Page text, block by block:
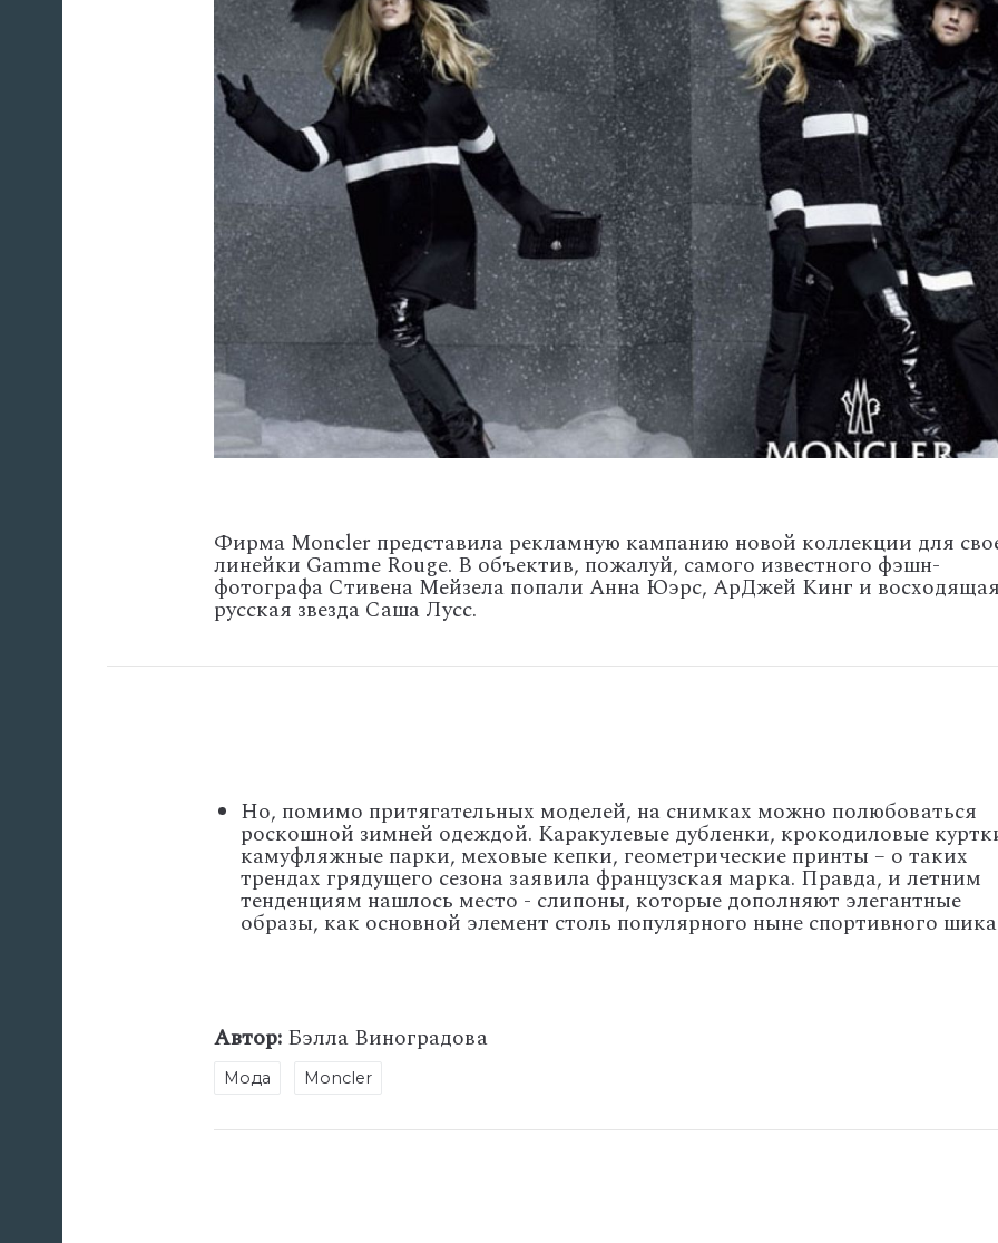
Фирма Moncler представила рекламную кампанию новой коллекции для
линейки Gamme Rouge. В объектив, пожалуй, самого известного фэшн-
фотографа Стивена Мейзела попали Анна Юэрс, АрДжей Кинг и
русская звезда Саша Лусс.
Но, помимо притягательных моделей, на снимках можно полюбоваться
роскошной зимней одеждой. Каракулевые дубленки, крокодиловые
камуфляжные парки, меховые кепки, геометрические принты – о таких
трендах грядущего сезона заявила французская марка. Правда, и летним
тенденциям нашлось место - слипоны, которые дополняют элегантные
образы, как основной элемент столь популярного ныне спортивного
Автор: Бэлла Виноградова
Мода Moncler